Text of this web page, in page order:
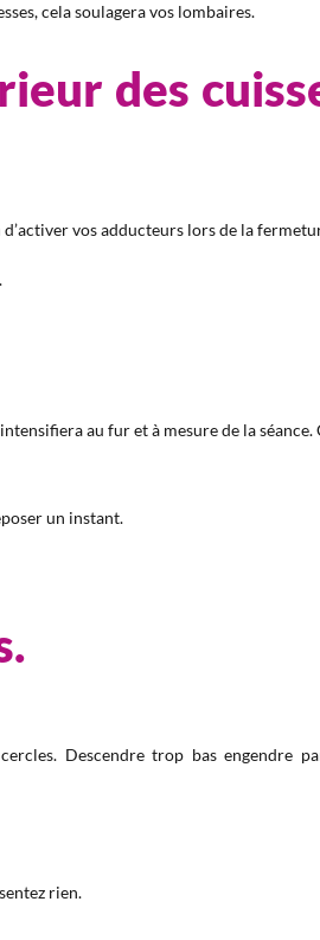
cela soulagera vos lombaires.
des
vos adducteurs lors de la
au fur et à mesure de la séance.
un instant.
Descendre trop bas engendre
rien.